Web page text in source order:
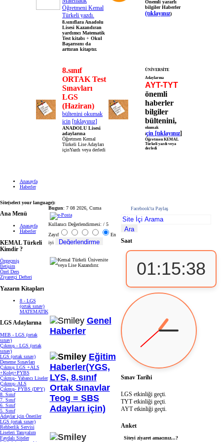
Öğretmeni Kemal
Türkeli yazdı.
8.sınıflara Anadolu
Lisesi Kazandıran
yardımcı Matematik
Test kitabı + Okul
Başarısını da
arttıran kitaptır.
Önemli yararlı
bilgiler Haberler
(tıklayınız)
8.sınıf
ORTAK Test
Sınavları
LGS
(Haziran)
bültenini okumak
icin [tıklayınız]
ANADOLU Lisesi
adaylarına
Öğretmen Kemal
Türkeli Lise Adayları
içinYazdı veya derledi
ÜNİVERSİTE
Adaylarına
AYT-TYT
önemli
haberler
bilgiler
bültenini,
okumak
için [tıklayınız]
Öğretmen KEMAL
Türkeli yazdı veya
derledi
Anasayfa
Haberler
Site(select your language):
Ana Menü
Anasayfa
Haberler
KEMAL Türkeli
Kimdir ?
Özgeçmiş
İletişim
Özel Ders
Ziyaretçi Defteri
Yazarın Kitapları
8 - LGS
(ortak sınav)
MATEMATİK
LGS Adaylarına
MEB - LGS (ortak
sınav)
Çıkmış - LGS (ortak
sınav)
LGS (ortak sınav)
Deneme Sınavları
Çıkmış LGS +ALS
+Kolej+PYBS
Çıkmış- Yabancı Liseler
Çıkmış- ALS
Çıkmış- PYBS (DPY)
8. Sınıf
7. Sınıf
6. Sınıf
5. Sınıf
Adaylar için Öneriler
LGS (ortak sınav)
Rehberlik Servisi
Liseleri Tanıyalım
Faydalı Siteler
Bugun: 7 08 2026, Cuma
Kullanıcı Değerlendirmesi: / 5
Zayıf
En
iyi
Genel
Haberler
Eğitim
Haberler(YGS,
LYS, 8.sınıf
Ortak Sınavlar
Teog = SBS
Adayları için)
Facebook'ta Paylaş
Saat
01:15:38
Sınav Tarihi
LGS etkinliği geçti.
TYT etkinliği geçti.
AYT etkinliği geçti.
Anket
Siteyi ziyaret amacınız...?